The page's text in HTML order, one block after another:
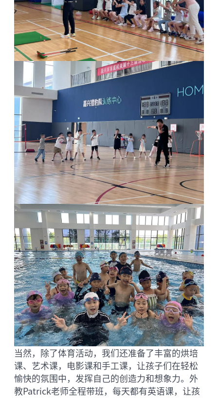
当然，除了体育活动，我们还准备了丰富的烘培
课、艺术课，电影课和手工课，让孩子们在轻松
愉快的氛围中，发挥自己的创造力和想象力。外
教Patrick老师全程带班，每天都有英语课，让孩